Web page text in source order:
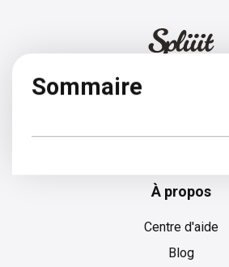
Sommaire
À propos
Centre d'aide
Blog